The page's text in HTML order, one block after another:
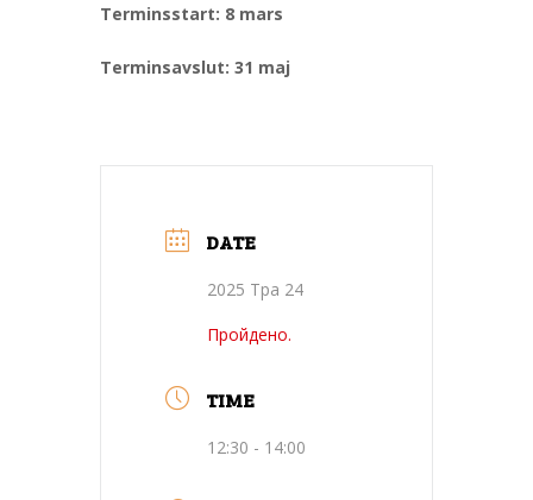
Terminsstart: 8 mars
Terminsavslut: 31 maj
DATE
2025 Тра 24
Пройдено.
TIME
12:30 - 14:00